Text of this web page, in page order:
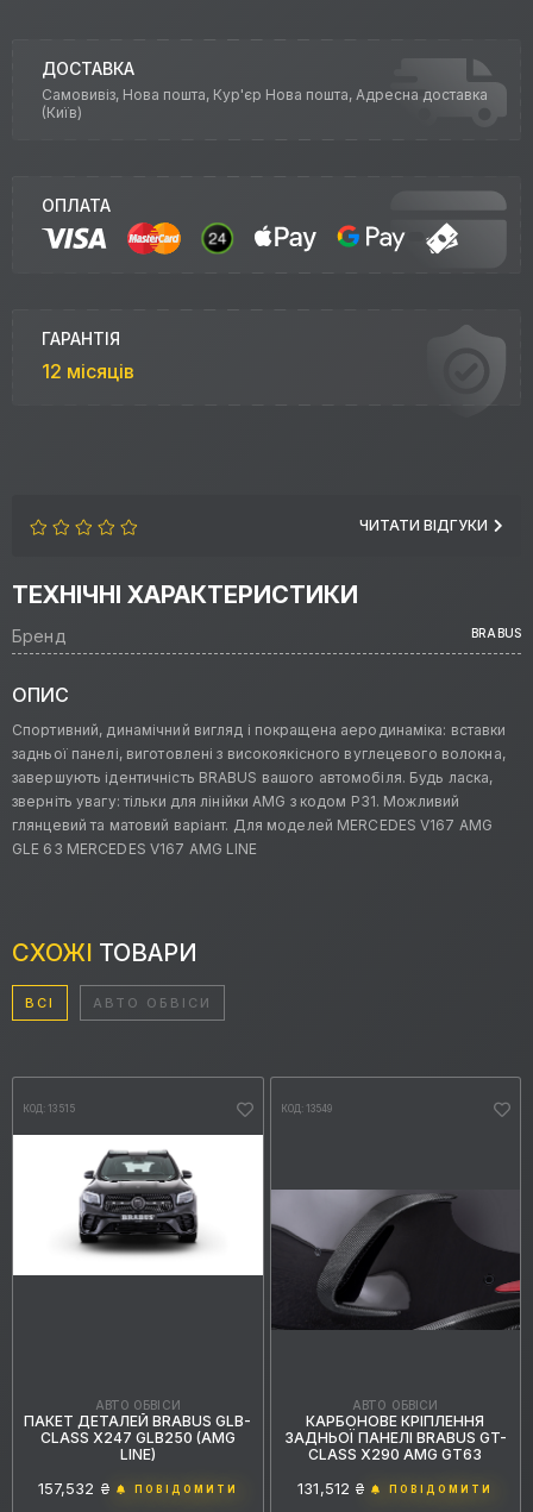
ЧИТАТИ ВІДГУКИ
ТЕХНІЧНІ ХАРАКТЕРИСТИКИ
Бренд BRABUS
ДОСТАВКА
Самовивіз, Нова пошта, Кур'єр Нова пошта, Адресна доставка
(Київ)
ОПЛАТА
ГАРАНТІЯ
12 місяців
ОПИС
Спортивний, динамічний вигляд і покращена аеродинаміка: вставки
задньої панелі, виготовлені з високоякісного вуглецевого волокна,
завершують ідентичність BRABUS вашого автомобіля. Будь ласка,
зверніть увагу: тільки для лінійки AMG з кодом P31. Можливий
глянцевий та матовий варіант. Для моделей MERCEDES V167 AMG
GLE 63 MERCEDES V167 AMG LINE
СХОЖІ ТОВАРИ
ВСІ АВТО ОБВІСИ
КОД: 13515
АВТО ОБВІСИ
ПАКЕТ ДЕТАЛЕЙ BRABUS GLB-
CLASS X247 GLB250 (AMG
LINE)
157,532 ₴ ПОВІДОМИТИ
КОД: 13549
АВТО ОБВІСИ
КАРБОНОВЕ КРІПЛЕННЯ
ЗАДНЬОЇ ПАНЕЛІ BRABUS GT-
CLASS X290 AMG GT63
131,512 ₴ ПОВІДОМИТИ